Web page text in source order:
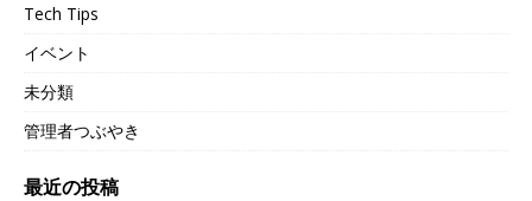
Tech Tips
イベント
未分類
管理者つぶやき
最近の投稿